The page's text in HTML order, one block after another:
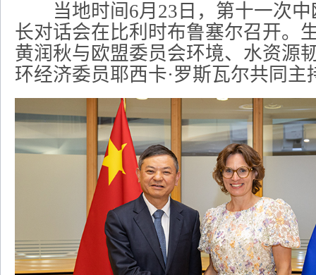
当地时间6月23日，第十一次中
长对话会在比利时布鲁塞尔召开。
黄润秋与欧盟委员会环境、水资源
环经济委员耶西卡·罗斯瓦尔共同主